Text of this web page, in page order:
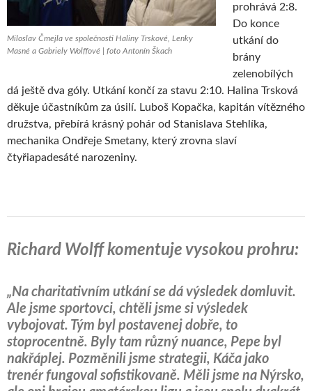
Miloslav Čmejla ve společnosti Haliny Trskové, Lenky
Masné a Gabriely Wolffové | foto Antonín Škach
prohrává 2:8.
Do konce
utkání do
brány
zelenobílých
dá ještě dva góly. Utkání končí za stavu 2:10. Halina Trsková
děkuje účastníkům za úsilí. Luboš Kopačka, kapitán vítězného
družstva, přebírá krásný pohár od Stanislava Stehlíka,
mechanika Ondřeje Smetany, který zrovna slaví
čtyřiapadesáté narozeniny.
Richard Wolff komentuje vysokou prohru:
„Na charitativním utkání se dá výsledek domluvit.
Ale jsme sportovci, chtěli jsme si výsledek
vybojovat. Tým byl postavenej dobře, to
stoprocentně. Byly tam různý nuance, Pepe byl
nakřáplej. Pozměnili jsme strategii, Káča jako
trenér fungoval sofistikovaně. Měli jsme na Nýrsko,